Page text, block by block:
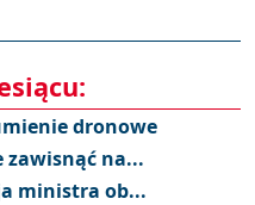
dronowe
zawisnąć na...
ministra ob...